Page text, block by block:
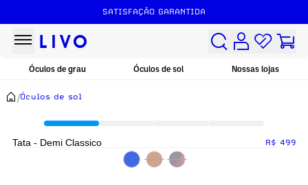
SATISFAÇÃO GARANTIDA
Óculos de grau Óculos de sol Nossas lojas
/Óculos de sol
Tata - Demi Classico R$ 499